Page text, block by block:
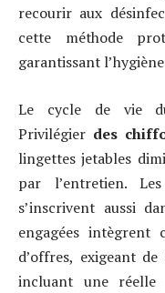
recourir aux
cette méthode
garantissant
Le cycle de vie
Privilégier des
lingettes jetables
par l’entretien.
s’inscrivent aussi
engagées intègrent
d’offres, exigeant
incluant une